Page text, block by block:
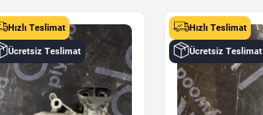
Hızlı Teslimat
Ücretsiz Teslimat
Hızlı Teslimat
Ücretsiz Teslimat